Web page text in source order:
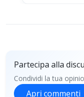
Partecipa alla
Condividi la tua
Apri commenti